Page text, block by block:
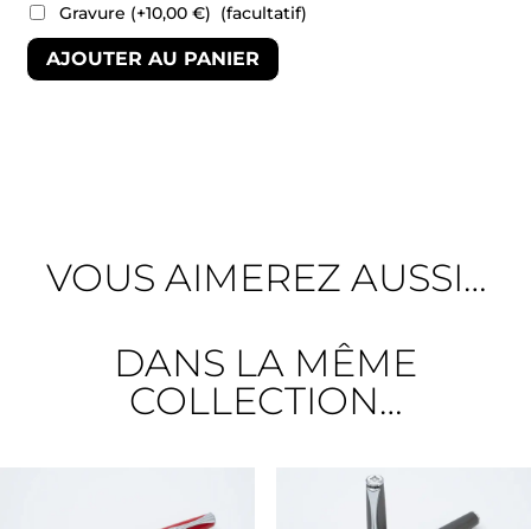
Gravure (+10,00€) (facultatif)
AJOUTER AU PANIER
VOUS AIMEREZ AUSSI…
DANS LA MÊME
COLLECTION…